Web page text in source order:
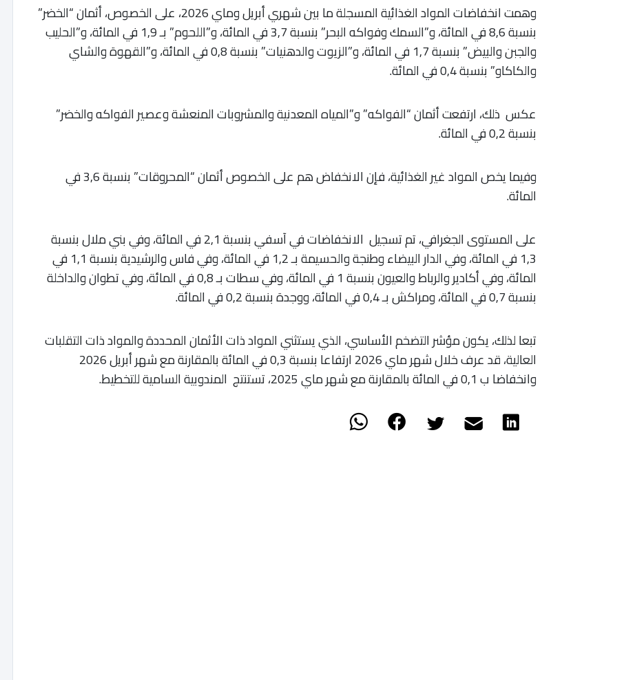
وهمت انخفاضات المواد الغذائية المسجلة ما بين شهري أبريل وماي 2026، على الخصوص، أثمان “الخضر”
بنسبة 8,6 في المائة، و”السمك وفواكه البحر” بنسبة 3,7 في المائة، و”اللحوم” بـ 1,9 في المائة، و”الحليب
والجبن والبيض” بنسبة 1,7 في المائة، و”الزيوت والدهنيات” بنسبة 0,8 في المائة، و”القهوة والشاي
والكاكاو” بنسبة 0,4 في المائة.
عكس ذلك، ارتفعت أثمان “الفواكه” و”المياه المعدنية والمشروبات المنعشة وعصير الفواكه والخضر”
بنسبة 0,2 في المائة.
وفيما يخص المواد غير الغذائية، فإن الانخفاض هم على الخصوص أثمان “المحروقات” بنسبة 3,6 في
المائة.
على المستوى الجغرافي، تم تسجيل الانخفاضات في آسفي بنسبة 2,1 في المائة، وفي بني ملال بنسبة
1,3 في المائة، وفي الدار البيضاء وطنجة والحسيمة بـ 1,2 في المائة، وفي فاس والرشيدية بنسبة 1,1 في
المائة، وفي أكادير والرباط والعيون بنسبة 1 في المائة، وفي سطات بـ 0,8 في المائة، وفي تطوان والداخلة
بنسبة 0,7 في المائة، ومراكش بـ 0,4 في المائة، ووجدة بنسبة 0,2 في المائة.
تبعا لذلك، يكون مؤشر التضخم الأساسي، الذي يستثني المواد ذات الأثمان المحددة والمواد ذات التقلبات
العالية، قد عرف خلال شهر ماي 2026 ارتفاعا بنسبة 0,3 في المائة بالمقارنة مع شهر أبريل 2026
وانخفاضا ب 0,1 في المائة بالمقارنة مع شهر ماي 2025، تستنتج المندوبية السامية للتخطيط.